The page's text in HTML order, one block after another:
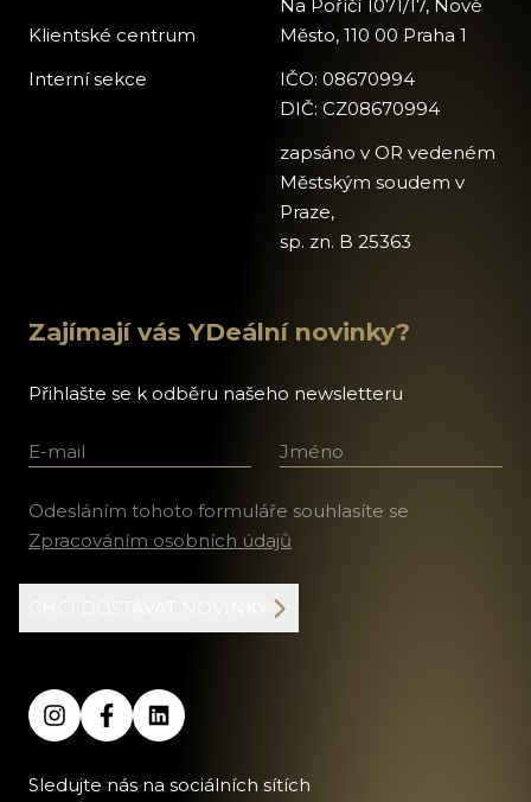
Klientské centrum
Interní sekce
Na Poříčí 1071/17, Nové
Město, 110 00 Praha 1
IČO: 08670994
DIČ: CZ08670994
zapsáno v OR vedeném
Městským soudem v
Praze,
sp. zn. B 25363
Zajímají vás YDeální novinky?
Přihlašte se k odběru našeho newsletteru
E-mail Jméno a příjmení
Odesláním tohoto formuláře souhlasíte se
Zpracováním osobních údajů
Sledujte nás na sociálních sítích